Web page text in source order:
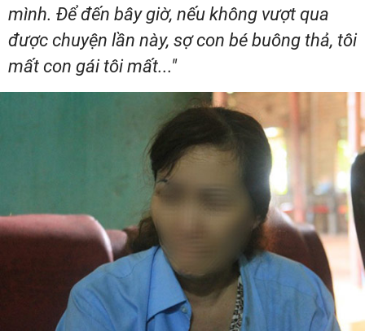
mình. Để đến bây giờ, nếu không vượt qua
được chuyện lần này, sợ con bé buông thả, tôi
mất con gái tôi mất..."